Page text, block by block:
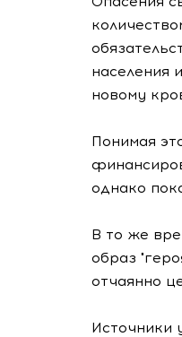
населения
новому
Понимая
однако
В то же
образ
отчаянно
Источники